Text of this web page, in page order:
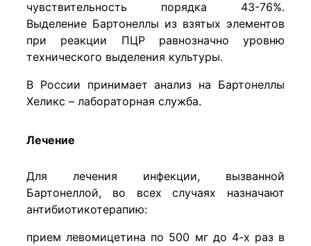
чувствительность порядка 43-76%.
Выделение Бартонеллы из взятых элементов
при реакции ПЦР равнозначно уровню
технического выделения культуры.
В России принимает анализ на Бартонеллы
Хеликс – лабораторная служба.
Лечение
Для лечения инфекции, вызванной
Бартонеллой, во всех случаях назначают
антибиотикотерапию:
прием левомицетина по 500 мг до 4-х раз в